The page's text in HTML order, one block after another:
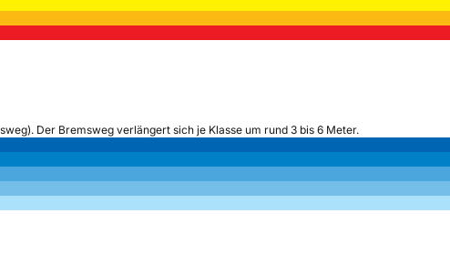
Der Bremsweg verlängert sich je Klasse um rund 3 bis 6 Meter.